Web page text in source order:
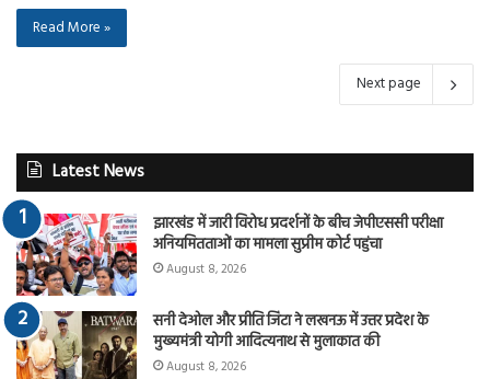
Read More »
Next page
Latest News
झारखंड में जारी विरोध प्रदर्शनों के बीच जेपीएससी परीक्षा
अनियमितताओं का मामला सुप्रीम कोर्ट पहुंचा
August 8, 2026
सनी देओल और प्रीति जिंटा ने लखनऊ में उत्तर प्रदेश के
मुख्यमंत्री योगी आदित्यनाथ से मुलाकात की
August 8, 2026